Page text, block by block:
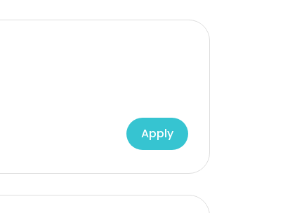
Apply